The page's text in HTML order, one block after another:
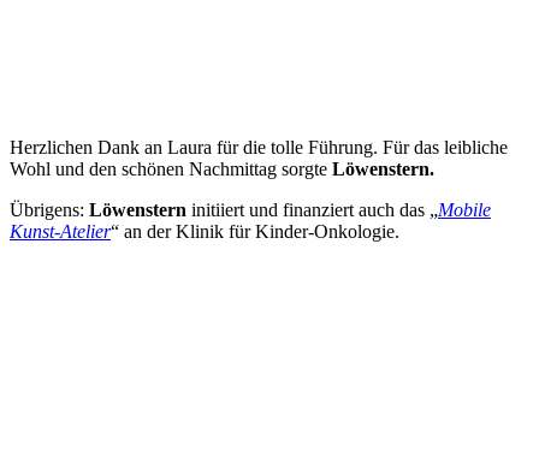
Herzlichen Dank an Laura für die tolle Führung. Für das leibliche
Wohl und den schönen Nachmittag sorgte Löwenstern.
Übrigens: Löwenstern initiiert und finanziert auch das „Mobile
Kunst-Atelier“ an der Klinik für Kinder-Onkologie.